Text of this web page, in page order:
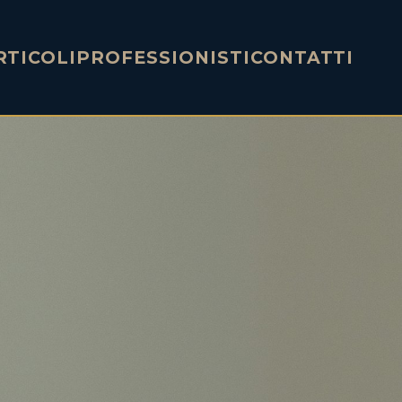
PROFESSIONISTICONTATTI